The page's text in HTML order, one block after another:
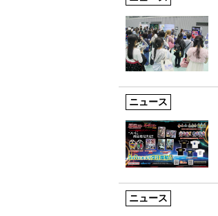
ニュース
ニュース